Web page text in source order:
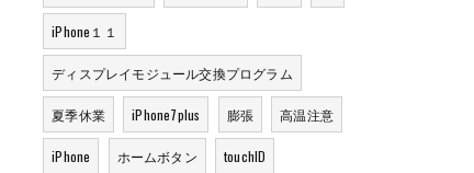
iPhone１１
ディスプレイモジュール交換プログラム
夏季休業 iPhone7plus 膨張 高温注意
iPhone ホームボタン touchID